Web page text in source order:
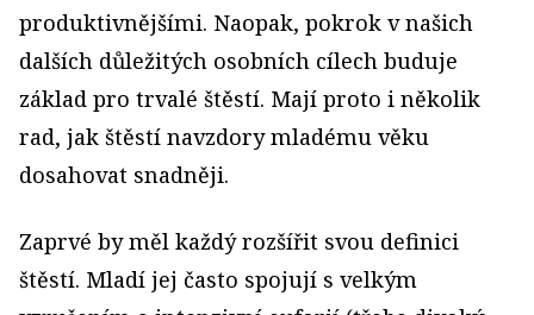
produktivnějšími. Naopak, pokrok v našich
dalších důležitých osobních cílech buduje
základ pro trvalé štěstí. Mají proto i několik
rad, jak štěstí navzdory mladému věku
dosahovat snadněji.
Zaprvé by měl každý rozšířit svou definici
štěstí. Mladí jej často spojují s velkým